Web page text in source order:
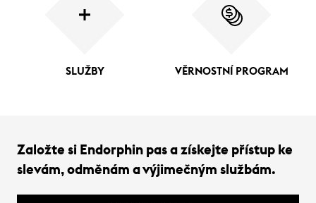
SLUŽBY VĚRNOSTNÍ PROGRAM
Založte si Endorphin pas a získejte přístup ke
slevám, odměnám a výjimečným službám.